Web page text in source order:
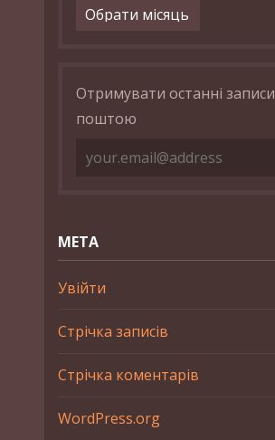
Архіви
Отримувати останні записи
поштою
МЕТА
Увійти
Стрічка записів
Стрічка коментарів
WordPress.org